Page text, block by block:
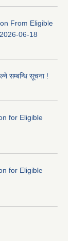
From Eligible
06-18
सम्बन्धि सूचना !
for Eligible
for Eligible